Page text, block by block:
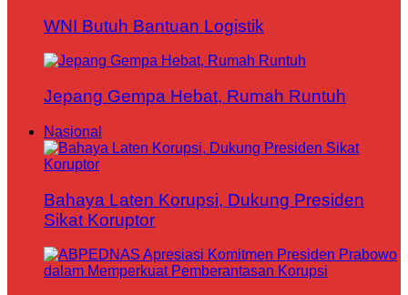
WNI Butuh Bantuan Logistik
Jepang Gempa Hebat, Rumah Runtuh
Nasional
Bahaya Laten Korupsi, Dukung Presiden
Sikat Koruptor